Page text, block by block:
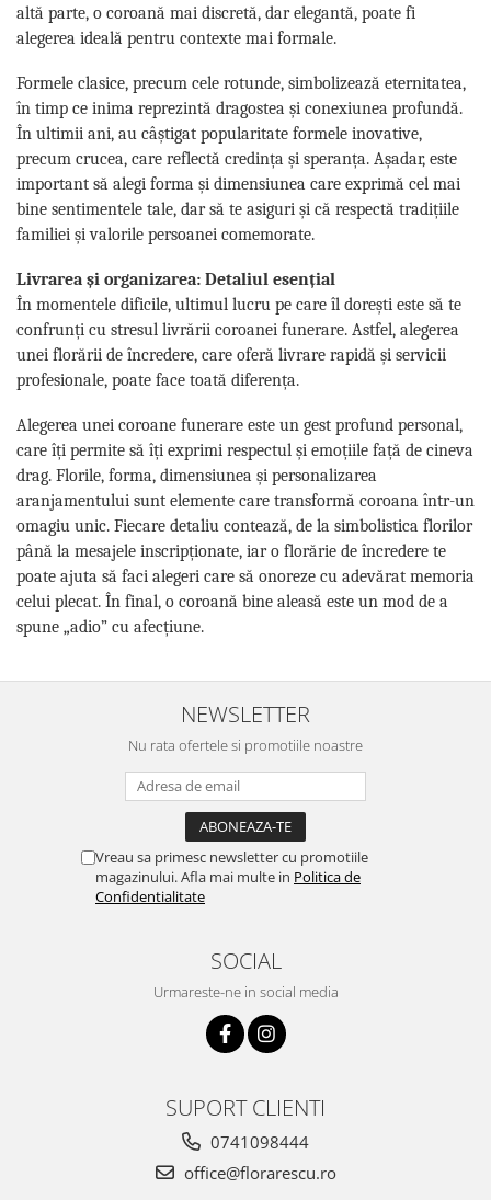
altă parte, o coroană mai discretă, dar elegantă, poate fi
alegerea ideală pentru contexte mai formale.
Formele clasice, precum cele rotunde, simbolizează eternitatea,
în timp ce inima reprezintă dragostea și conexiunea profundă.
În ultimii ani, au câștigat popularitate formele inovative,
precum crucea, care reflectă credința și speranța. Așadar, este
important să alegi forma și dimensiunea care exprimă cel mai
bine sentimentele tale, dar să te asiguri și că respectă tradițiile
familiei și valorile persoanei comemorate.
Livrarea și organizarea: Detaliul esențial
În momentele dificile, ultimul lucru pe care îl dorești este să te
confrunți cu stresul livrării coroanei funerare. Astfel, alegerea
unei florării de încredere, care oferă livrare rapidă și servicii
profesionale, poate face toată diferența.
Alegerea unei coroane funerare este un gest profund personal,
care îți permite să îți exprimi respectul și emoțiile față de cineva
drag. Florile, forma, dimensiunea și personalizarea
aranjamentului sunt elemente care transformă coroana într-un
omagiu unic. Fiecare detaliu contează, de la simbolistica florilor
până la mesajele inscripționate, iar o florărie de încredere te
poate ajuta să faci alegeri care să onoreze cu adevărat memoria
celui plecat. În final, o coroană bine aleasă este un mod de a
spune „adio” cu afecțiune.
NEWSLETTER
Nu rata ofertele si promotiile noastre
Vreau sa primesc newsletter cu promotiile
magazinului. Afla mai multe in Politica de
Confidentialitate
SOCIAL
Urmareste-ne in social media
SUPORT CLIENTI
0741098444
office@florarescu.ro